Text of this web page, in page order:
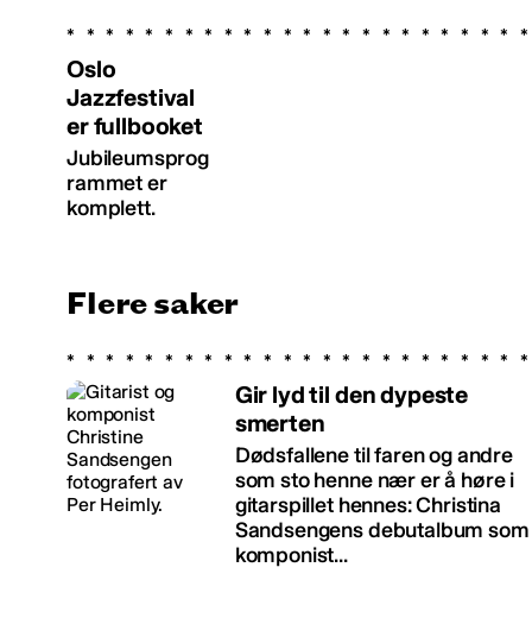
Oslo
Jazzfestival
er fullbooket
Jubileumsprog
rammet er
komplett.
Flere saker
Gir lyd til den dypeste
smerten
Dødsfallene til faren og andre
som sto henne nær er å høre i
gitarspillet hennes: Christina
Sandsengens debutalbum som
komponist...